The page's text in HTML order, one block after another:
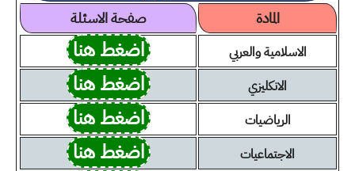
المادة صفحة الاسئلة
الاسلامية والعربي اضغط هنا
الانكليزي اضغط هنا
الرياضيات اضغط هنا
الاجتماعيات اضغط هنا